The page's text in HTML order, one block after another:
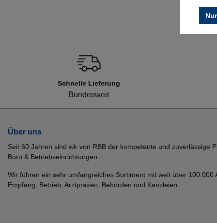
Schnelle Lieferung
Bundesweit
Über uns
Seit 60 Jahren sind wir von RBB der kompetente und zuverlässige
Büro & Betriebseinrichtungen.
Wir führen ein sehr umfangreiches Sortiment mit weit über 100.000
Empfang, Betrieb, Arztpraxen, Behörden und Kanzleien.